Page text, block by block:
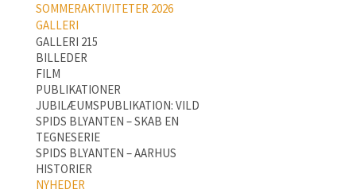
SOMMERAKTIVITETER 2026
GALLERI
GALLERI 215
BILLEDER
FILM
PUBLIKATIONER
JUBILÆUMSPUBLIKATION: VILD
SPIDS BLYANTEN – SKAB EN
TEGNESERIE
SPIDS BLYANTEN – AARHUS
HISTORIER
NYHEDER